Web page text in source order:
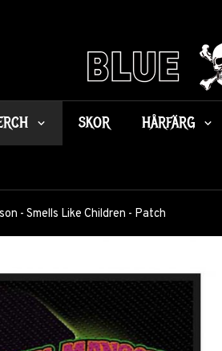
SKOR HÅRFÄRG
- Smells Like Children - Patch